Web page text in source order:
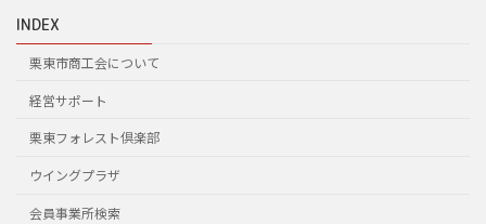
INDEX
栗東市商工会について
経営サポート
栗東フォレスト倶楽部
ウイングプラザ
会員事業所検索